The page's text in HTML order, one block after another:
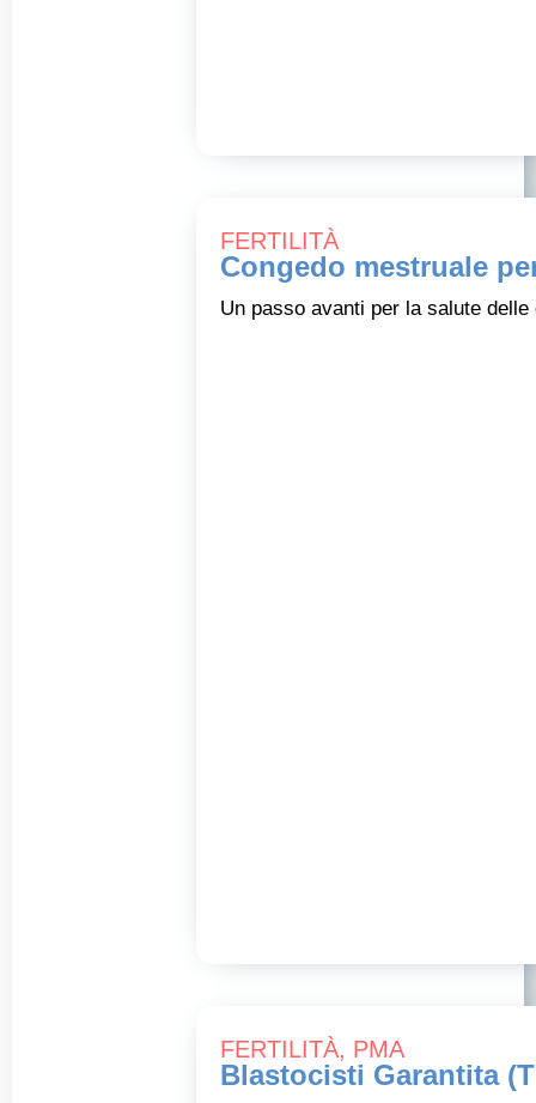
FERTILITÀ
Congedo mestruale
Un passo avanti per la salute
FERTILITÀ, PMA
Blastocisti Garantita